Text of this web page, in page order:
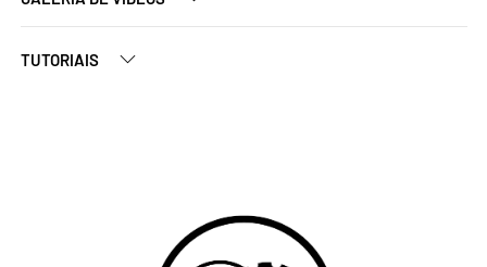
TUTORIAIS